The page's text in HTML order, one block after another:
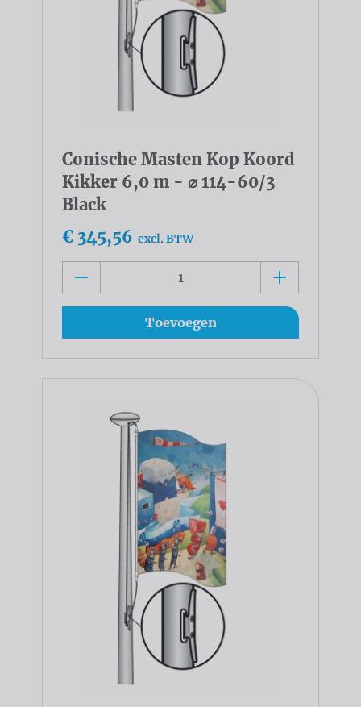
Conische Masten Kop Koord
Kikker 6,0 m - ⌀ 114-60/3
Black
€ 345,56 excl. BTW
Toevoegen